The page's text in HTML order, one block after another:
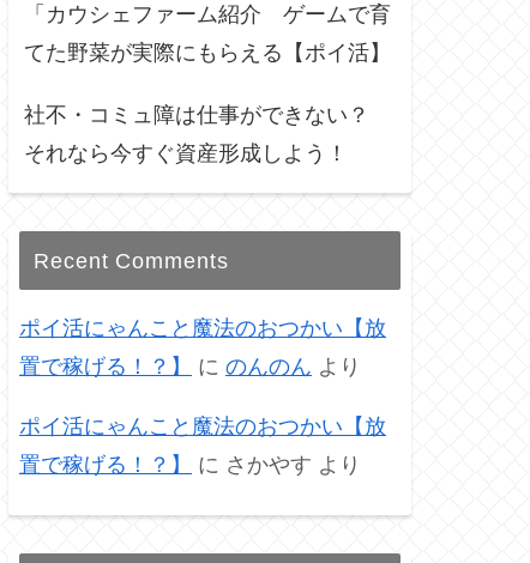
「カウシェファーム紹介 ゲームで育
てた野菜が実際にもらえる【ポイ活】
社不・コミュ障は仕事ができない？
それなら今すぐ資産形成しよう！
Recent Comments
ポイ活にゃんこと魔法のおつかい【放
置で稼げる！？】
に のんのん より
ポイ活にゃんこと魔法のおつかい【放
置で稼げる！？】
に さかやす より